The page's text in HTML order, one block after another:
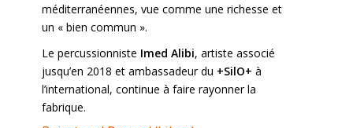
méditerranéennes, vue comme une richesse et
un « bien commun ».
Le percussionniste Imed Alibi, artiste associé
jusqu’en 2018 et ambassadeur du +SilO+ à
l’international, continue à faire rayonner la
fabrique.